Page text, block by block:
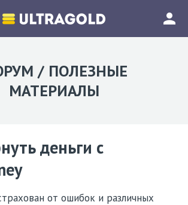
person
/ ПОЛЕЗНЫЕ
МАТЕРИАЛЫ
деньги с
от ошибок и различных